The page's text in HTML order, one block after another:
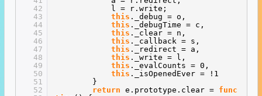
42
43
44
45
46
47
48
49
50
51
52
l = r.write;
this ._debug = o,
this ._debugTime = c,
this ._clear = n,
this ._callback = s,
this ._redirect = a,
this ._write = l,
this ._evalCounts = 0,
this ._isOpenedEver = !1
}
return e.prototype.clear = func